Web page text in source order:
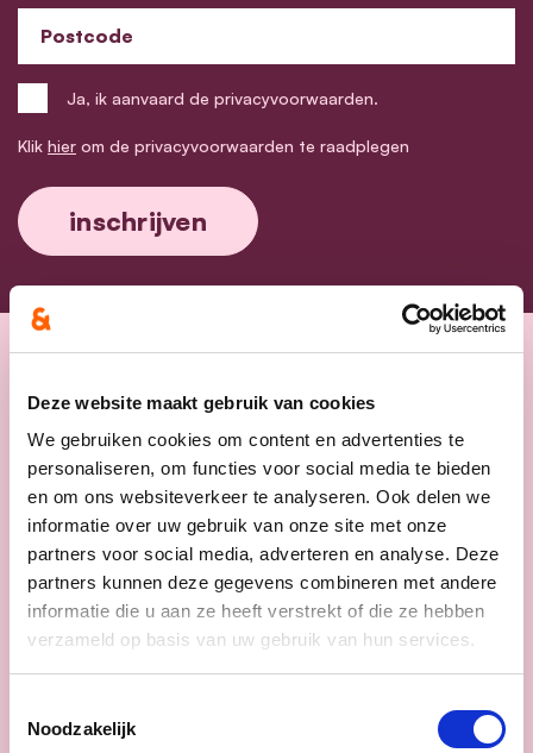
Deze website maakt gebruik van cookies
We gebruiken cookies om content en advertenties te
personaliseren, om functies voor social media te bieden
en om ons websiteverkeer te analyseren. Ook delen we
informatie over uw gebruik van onze site met onze
partners voor social media, adverteren en analyse. Deze
partners kunnen deze gegevens combineren met andere
informatie die u aan ze heeft verstrekt of die ze hebben
verzameld op basis van uw gebruik van hun services.
Noodzakelijk
Postcode
Ja, ik aanvaard de privacyvoorwaarden.
Klik hier om de privacyvoorwaarden te raadplegen
Nieuws